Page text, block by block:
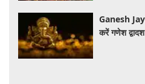
Ganesh
करें गणेश द्वादश